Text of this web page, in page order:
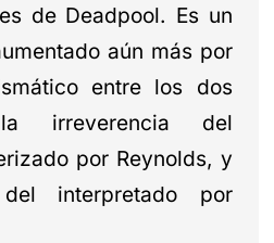
de Deadpool. Es un
aún más por
entre los dos
la irreverencia del
por Reynolds, y
interpretado por